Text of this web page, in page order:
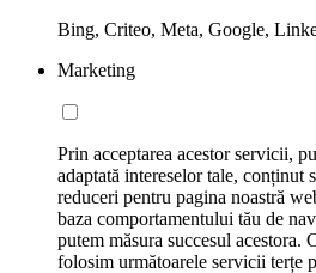
Bing, Criteo, Meta, Google,
Marketing
Prin acceptarea acestor servicii,
adaptată intereselor tale, conținut
reduceri pentru pagina noastră
baza comportamentului tău de
putem măsura succesul acestora.
folosim următoarele servicii terțe